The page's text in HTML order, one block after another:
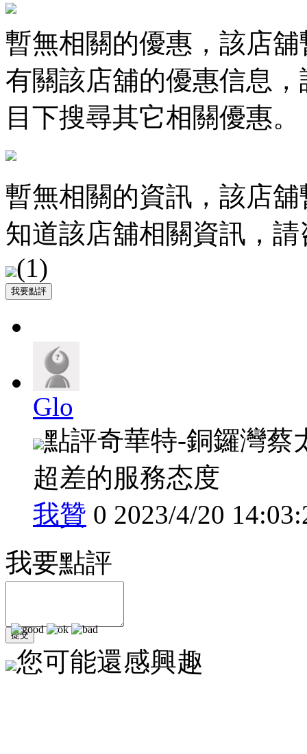
暫無相關的優惠，該店
有關該店舖的優惠信息
目下搜尋其它相關優惠。
暫無相關的資訊，該店
知道該店舖相關資訊，
(1)
Glo
點評奇華特-銅鑼灣蔡
超差的服務态度
我贊 0 2023/4/20
我要點評
您可能還感興趣